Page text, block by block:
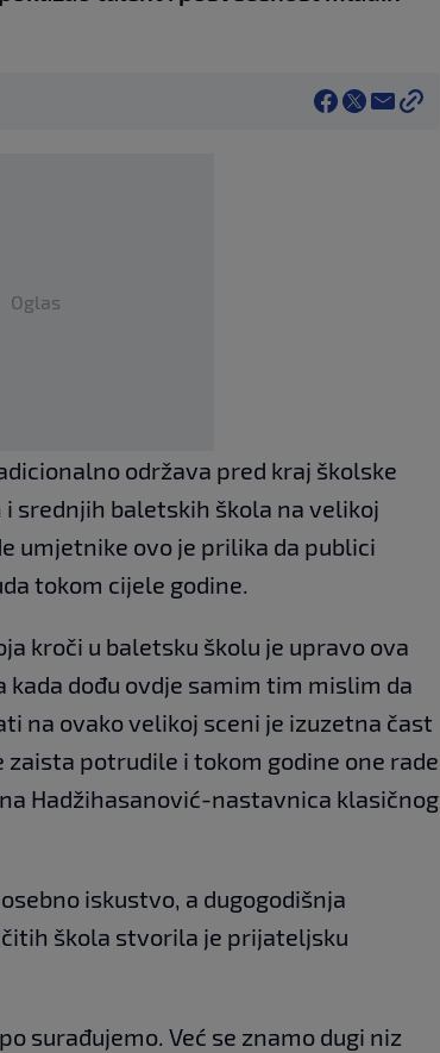
Oglas
održava pred kraj školske
srednjih baletskih škola na velikoj
umjetnike ovo je prilika da publici
tokom cijele godine.
kroči u baletsku školu je upravo ova
kada dođu ovdje samim tim mislim da
na ovako velikoj sceni je izuzetna čast
zaista potrudile i tokom godine one rade
Hadžihasanović-nastavnica klasičnog
iskustvo, a dugogodišnja
škola stvorila je prijateljsku
surađujemo. Već se znamo dugi niz